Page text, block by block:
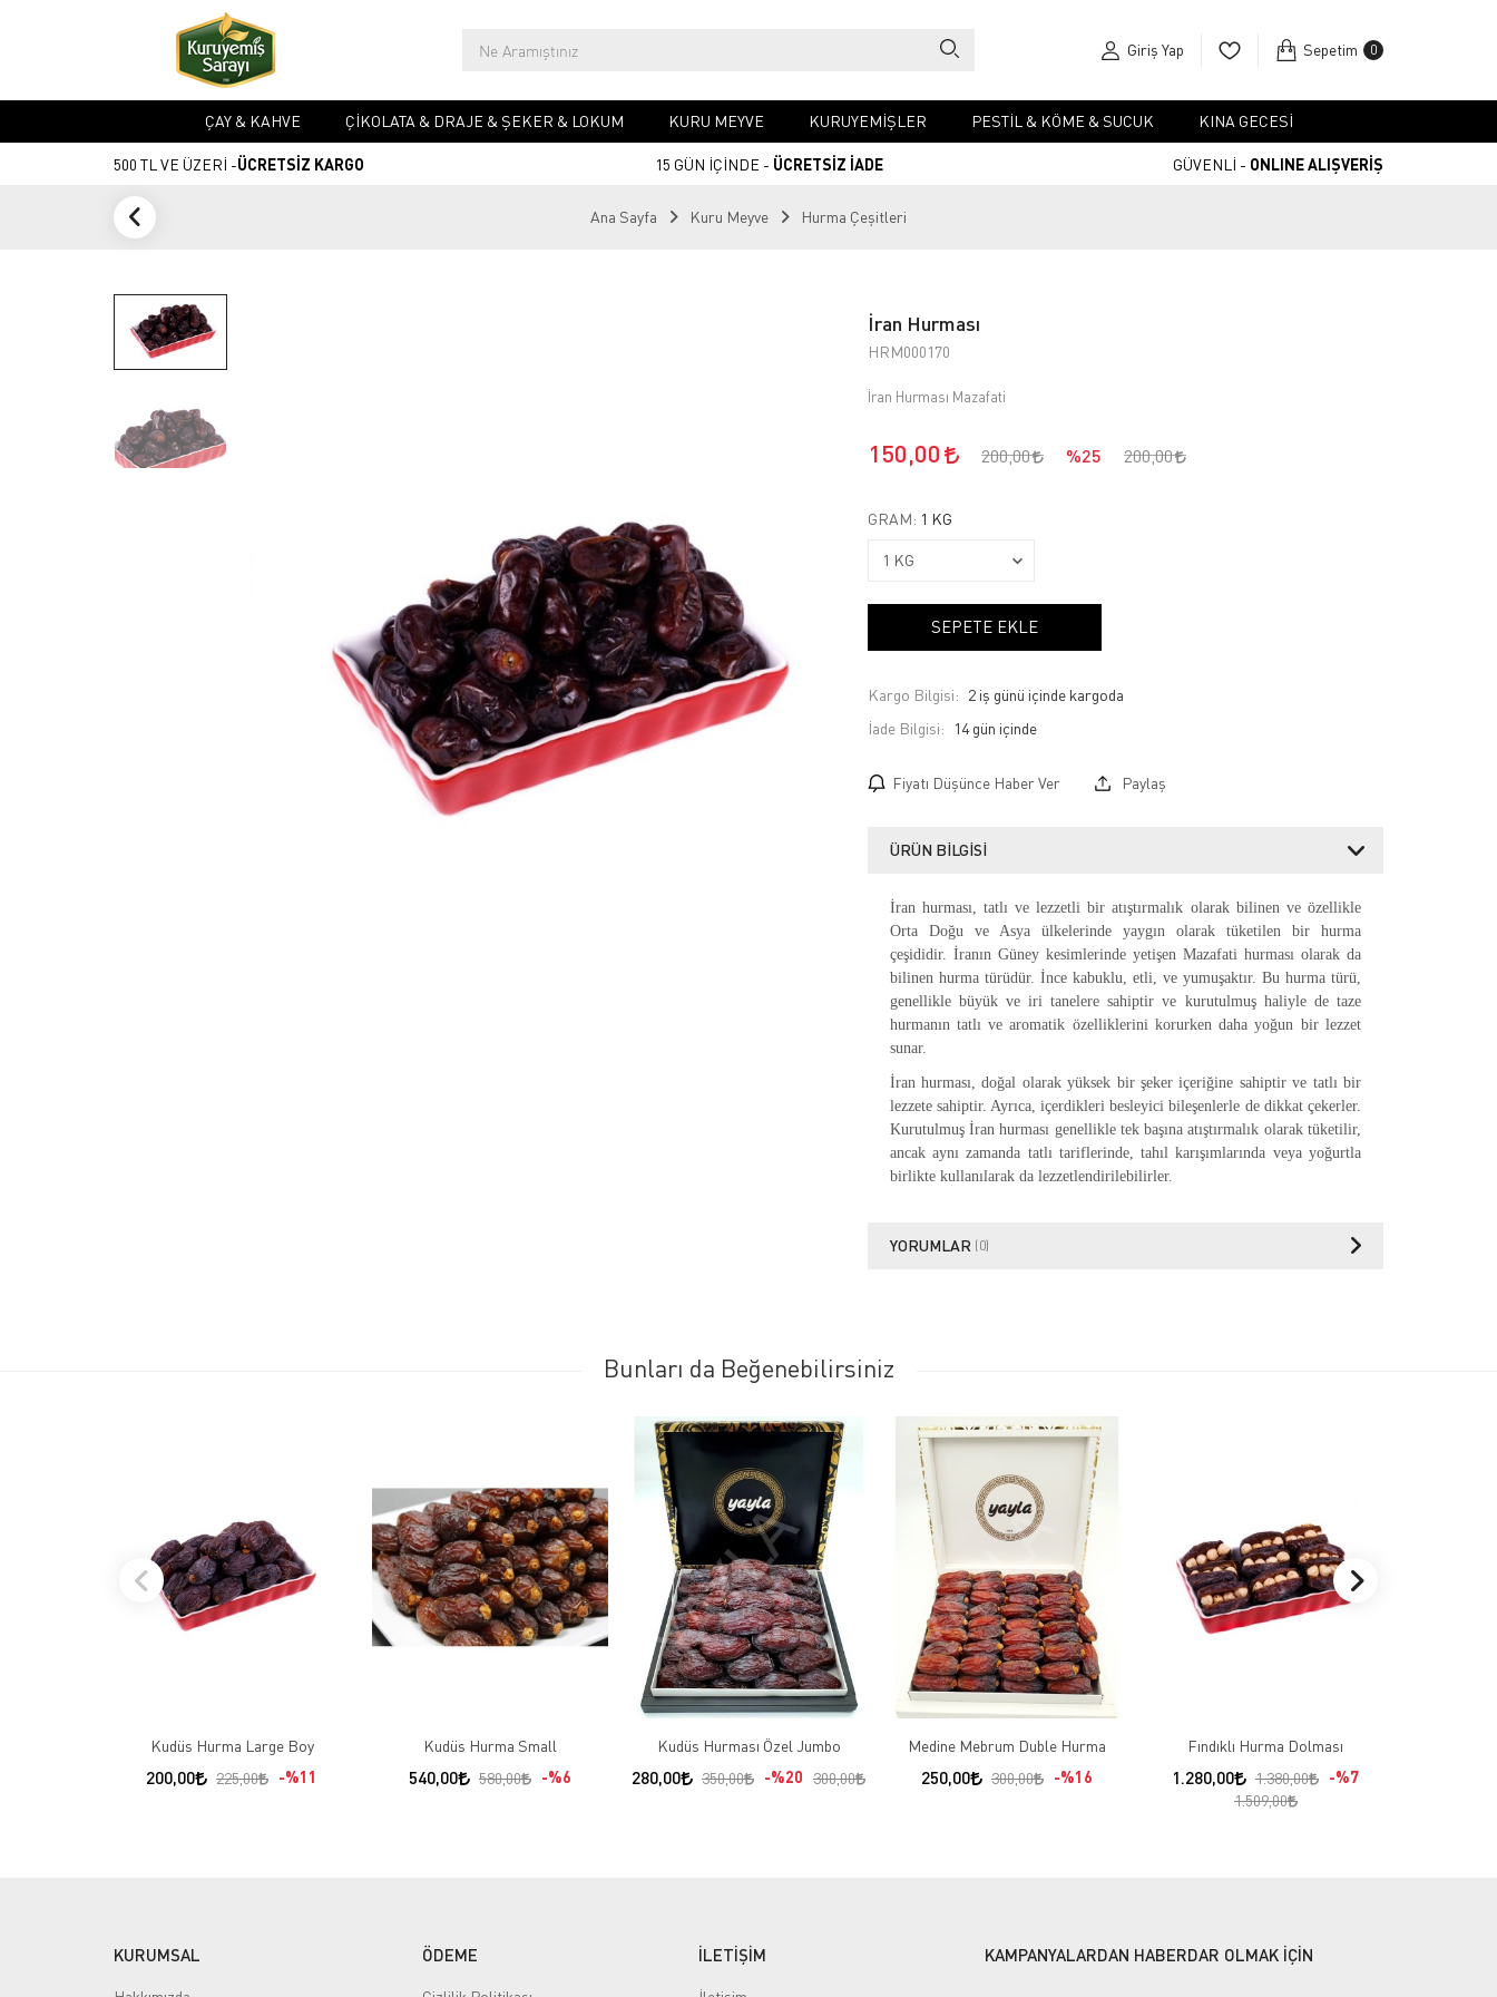
Giriş Yap Sepetim 0
ÇAY & KAHVE ÇIKOLATA & DRAJE & ŞEKER & LOKUM KURU MEYVE KURUYEMIŞLER PESTIL & KÖME & SUCUK KINA GECESI
500 TL VE ÜZERİ -ÜCRETSİZ KARGO 15 GÜN İÇİNDE - ÜCRETSİZ İADE GÜVENLİ - ONLINE ALIŞVERİŞ
Ana Sayfa Kuru Meyve Hurma Çeşitleri
İran Hurması
HRM000170
İran Hurması Mazafati
150,00 200,00 %25 200,00
GRAM: 1 KG
SEPETE EKLE
Kargo Bilgisi: 2 iş günü içinde kargoda
İade Bilgisi:
Fiyatı Düşünce Haber Ver Paylaş
ÜRÜN BILGISI
İran hurması, tatlı ve lezzetli bir atıştırmalık olarak bilinen ve özellikle
Orta Doğu ve Asya ülkelerinde yaygın olarak tüketilen bir hurma
çeşididir. İranın Güney kesimlerinde yetişen Mazafati hurması olarak da
bilinen hurma türüdür. İnce kabuklu, etli, ve yumuşaktır. Bu hurma türü,
genellikle büyük ve iri tanelere sahiptir ve kurutulmuş haliyle de taze
hurmanın tatlı ve aromatik özelliklerini korurken daha yoğun bir lezzet
sunar.
İran hurması, doğal olarak yüksek bir şeker içeriğine sahiptir ve tatlı bir
lezzete sahiptir. Ayrıca, içerdikleri besleyici bileşenlerle de dikkat çekerler.
Kurutulmuş İran hurması genellikle tek başına atıştırmalık olarak tüketilir,
ancak aynı zamanda tatlı tariflerinde, tahıl karışımlarında veya yoğurtla
birlikte kullanılarak da lezzetlendirilebilirler.
YORUMLAR (0)
Bunları da Beğenebilirsiniz
Kudüs Hurma Large Boy
200,00 225,00 %11
Kudüs Hurma Small
540,00 580,00 %6
Kudüs Hurması Özel Jumbo
280,00 350,00 %20 300,00
Medine Mebrum Duble Hurma
250,00 300,00 %16
Fındıklı Hurma Dolması
1.280,00 1.380,00
%7
1.509,00
KURUMSAL ÖDEME İLETİŞİM KAMPANYALARDAN HABERDAR OLMAK İÇİN